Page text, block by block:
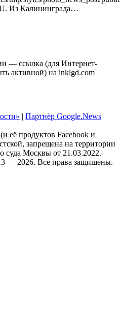
Из Калининграда…
— ссылка (для Интернет-
активной) на inklgd.com
| Партнёр Google.News
её продуктов Facebook и
запрещена на территории
суда Москвы от 21.03.2022.
— 2026. Все права защищены.